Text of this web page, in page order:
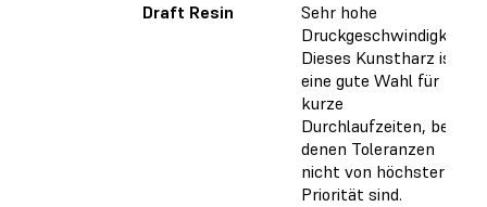
Draft Resin
Sehr hohe
Druckgeschwindigkeit.
Dieses Kunstharz ist
eine gute Wahl für
kurze
Durchlaufzeiten, bei
denen Toleranzen
nicht von höchster
Priorität sind.